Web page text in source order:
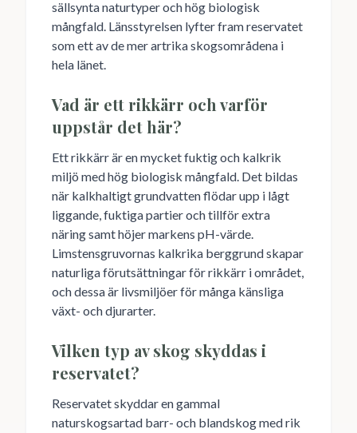
sällsynta naturtyper och hög biologisk
mångfald. Länsstyrelsen lyfter fram reservatet
som ett av de mer artrika skogsområdena i
hela länet.
Vad är ett rikkärr och varför
uppstår det här?
Ett rikkärr är en mycket fuktig och kalkrik
miljö med hög biologisk mångfald. Det bildas
när kalkhaltigt grundvatten flödar upp i lågt
liggande, fuktiga partier och tillför extra
näring samt höjer markens pH-värde.
Limstensgruvornas kalkrika berggrund skapar
naturliga förutsättningar för rikkärr i området,
och dessa är livsmiljöer för många känsliga
växt- och djurarter.
Vilken typ av skog skyddas i
reservatet?
Reservatet skyddar en gammal
naturskogsartad barr- och blandskog med rik